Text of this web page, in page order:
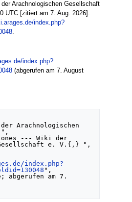
Arachnologischen Gesellschaft
UTC [zitiert am 7. Aug. 2026].
index.php?
.
index.php?
(abgerufen am 7. August
Gesellschaft e. V.{,} ",
index.php?
",